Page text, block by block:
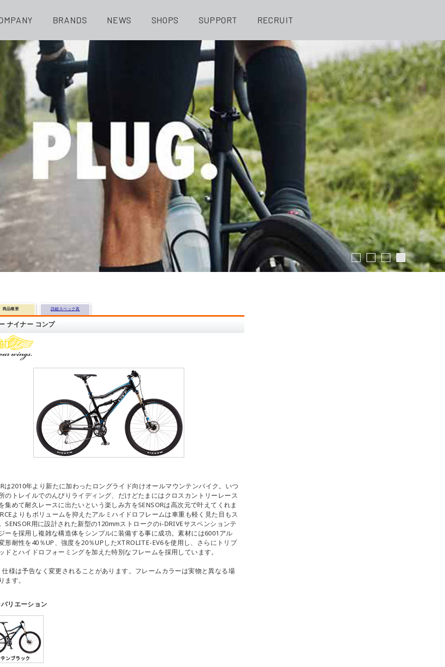
BRANDS NEWS SHOPS SUPPORT RECRUIT
商品概要 詳細スペック表
ナイナー コンプ
は2010年より新たに加わったロングライド向けオールマウンテンバイク。いつ
のトレイルでのんびりライディング、だけどたまにはクロスカントリーレース
集めて耐久レースに出たいという楽しみ方をSENSORは高次元で叶えてくれま
よりもボリュームを抑えたアルミハイドロフレームは車重も軽く見た目もス
SENSOR用に設計された新型の120mmストロークのi-DRIVEサスペンションテ
ーを採用し複雑な構造体をシンプルに装備する事に成功。素材には6001アル
形耐性を40％UP、強度を20％UPしたXTROLITE-EV6を使用し、さらにトリプ
ドとハイドロフォーミングを加えた特別なフレームを採用しています。
様は予告なく変更されることがあります。フレームカラーは実物と異なる場
ます。
リエーション